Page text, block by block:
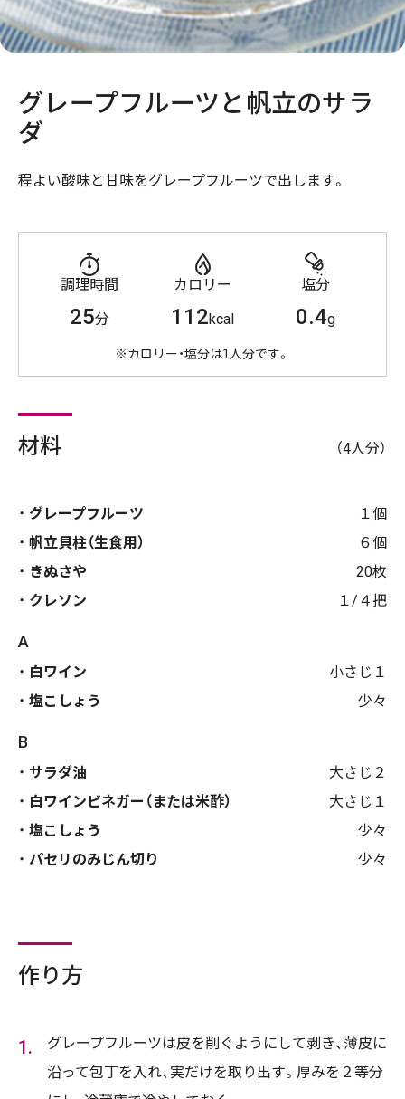
グレープフルーツと帆立のサラ
ダ
程よい酸味と甘味をグレープフルーツで出します。
調理時間
25分
カロリー
112kcal
塩分
0.4g
※カロリー・塩分は1人分です。
材料 （4人分）
グレープフルーツ
１個
帆立貝柱（生食用）
６個
きぬさや
20枚
クレソン
１/４把
A
白ワイン
小さじ１
塩こしょう
少々
B
サラダ油
大さじ２
白ワインビネガー（または米酢）
大さじ１
塩こしょう
少々
パセリのみじん切り
少々
作り方
グレープフルーツは皮を削ぐようにして剥き、薄皮に
沿って包丁を入れ、実だけを取り出す。厚みを２等分